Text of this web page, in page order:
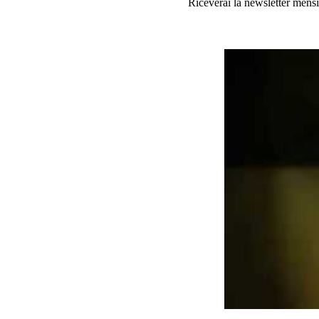
Riceverai la newsletter